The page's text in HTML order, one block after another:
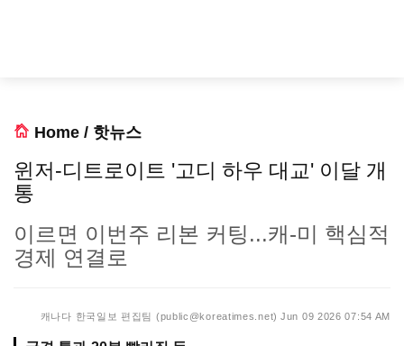
Home / 핫뉴스
윈저-디트로이트 '고디 하우 대교' 이달 개
통
이르면 이번주 리본 커팅...캐-미 핵심적
경제 연결로
캐나다 한국일보 편집팀 (public@koreatimes.net) Jun 09 2026 07:54 AM